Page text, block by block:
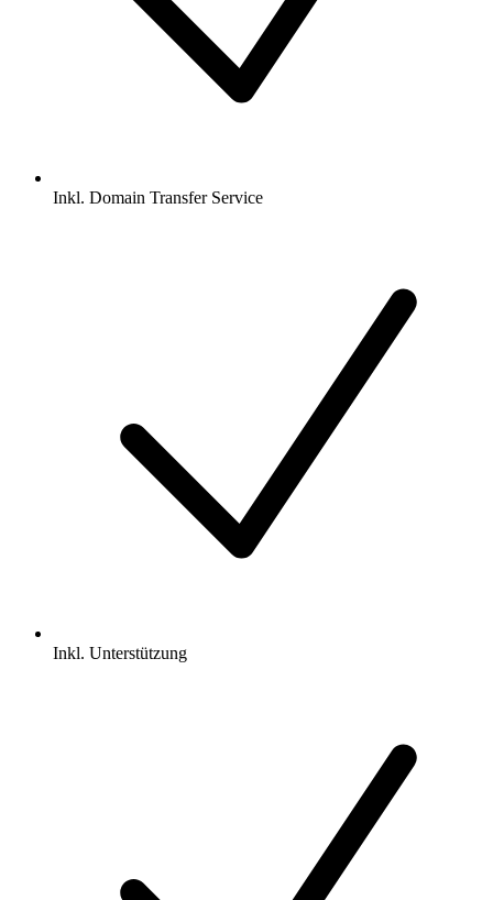
Inkl. Domain Transfer Service
Inkl. Unterstützung